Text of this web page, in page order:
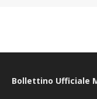
Bollettino Ufficiale